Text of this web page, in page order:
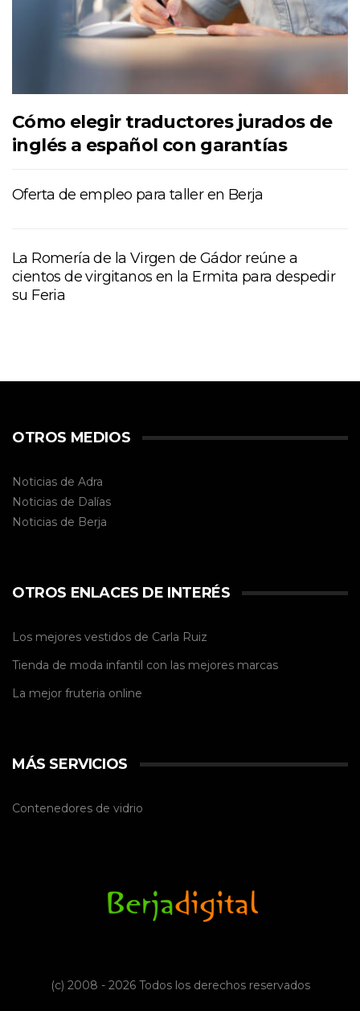
Cómo elegir traductores jurados de
inglés a español con garantías
Oferta de empleo para taller en Berja
La Romería de la Virgen de Gádor reúne a
cientos de virgitanos en la Ermita para despedir
su Feria
OTROS MEDIOS
Noticias de Adra
Noticias de Dalías
Noticias de Berja
OTROS ENLACES DE INTERÉS
Los mejores vestidos de Carla Ruiz
Tienda de moda infantil con las mejores marcas
La mejor fruteria online
MÁS SERVICIOS
Contenedores de vidrio
(c) 2008 - 2026 Todos los derechos reservados